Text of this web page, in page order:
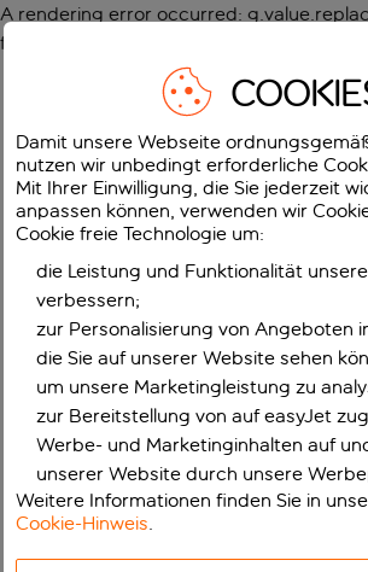
A rendering error occurred:
function
Damit unsere Webseite
nutzen wir unbedingt erforderliche
Mit Ihrer Einwilligung, die Sie jederzeit
anpassen können, verwenden wir
Cookie freie Technologie um:
die Leistung und Funktionalität
verbessern;
zur Personalisierung von Angeboten
die Sie auf unserer Website sehen
um unsere Marketingleistung zu
zur Bereitstellung von auf easyJet
Werbe- und Marketinginhalten auf
unserer Website durch unsere
Weitere Informationen finden Sie in
Cookie-Hinweis.